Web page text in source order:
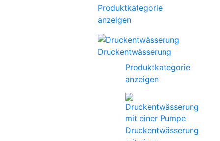
Produktkategorie
anzeigen
Druckentwässerung
Produktkategorie
anzeigen
Druckentwässerung